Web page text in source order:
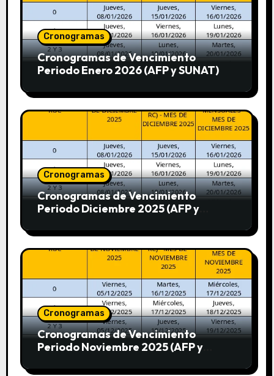
Cronogramas
Cronogramas de Vencimiento
Periodo Enero 2026 (AFP y SUNAT)
Cronogramas
Cronogramas de Vencimiento
Periodo Diciembre 2025 (AFP y
Cronogramas
Cronogramas de Vencimiento
Periodo Noviembre 2025 (AFP y